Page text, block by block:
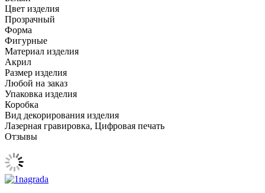
Цвет изделия
Прозрачный
Форма
Фигурные
Материал изделия
Акрил
Размер изделия
Любой на заказ
Упаковка изделия
Коробка
Вид декорирования изделия
Лазерная гравировка, Цифровая печать
Отзывы